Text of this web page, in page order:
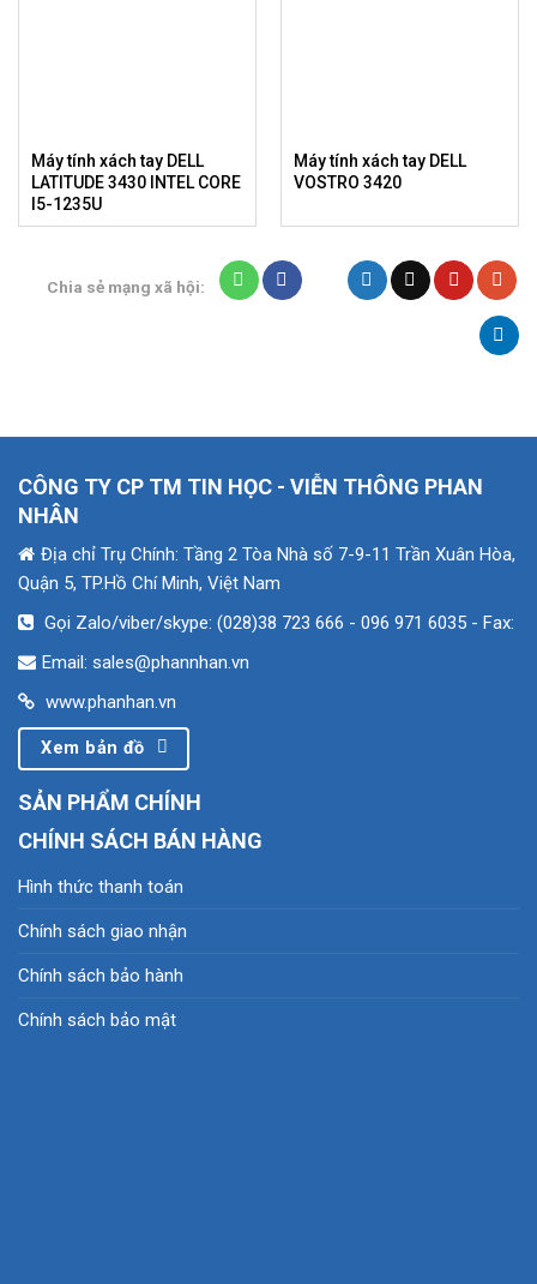
Máy tính xách tay DELL
LATITUDE 3430 INTEL CORE
I5-1235U
Máy tính xách tay DELL
VOSTRO 3420
Chia sẻ mạng xã hội:
CÔNG TY CP TM TIN HỌC - VIỄN THÔNG PHAN
NHÂN
Địa chỉ Trụ Chính: Tầng 2 Tòa Nhà số 7-9-11 Trần Xuân Hòa,
Quận 5, TP.Hồ Chí Minh, Việt Nam
Gọi Zalo/viber/skype: (028)38 723 666 - 096 971 6035 - Fax:
Email: sales@phannhan.vn
www.phanhan.vn
Xem bản đồ
SẢN PHẨM CHÍNH
CHÍNH SÁCH BÁN HÀNG
Hình thức thanh toán
Chính sách giao nhận
Chính sách bảo hành
Chính sách bảo mật